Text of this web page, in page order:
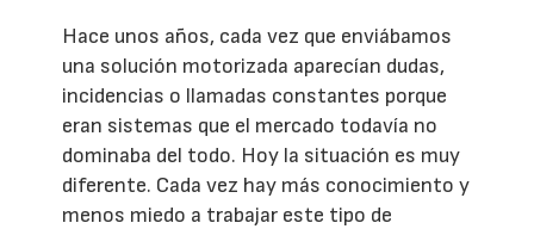
Hace unos años, cada vez que enviábamos
una solución motorizada aparecían dudas,
incidencias o llamadas constantes porque
eran sistemas que el mercado todavía no
dominaba del todo. Hoy la situación es muy
diferente. Cada vez hay más conocimiento y
menos miedo a trabajar este tipo de